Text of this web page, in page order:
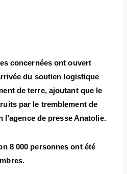
concernées ont ouvert
du soutien logistique
de terre, ajoutant que le
par le tremblement de
l’agence de presse Anatolie.
8 000 personnes ont été